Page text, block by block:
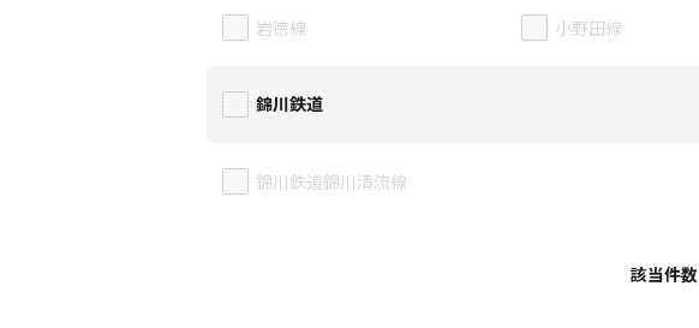
岩徳線 小野田線
錦川鉄道
錦川鉄道錦川清流線
該当件数